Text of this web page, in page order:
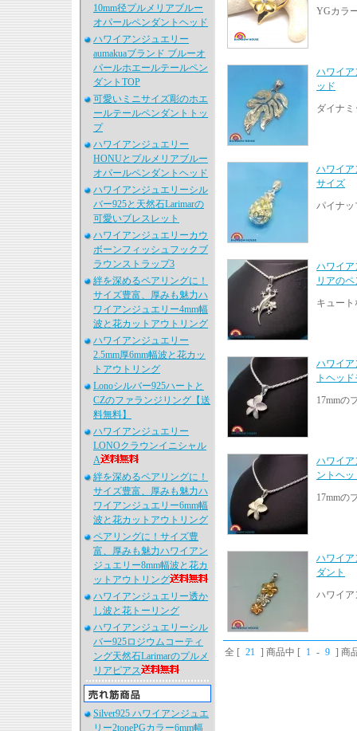
10mm径プルメリアブルー
オパールペンダントヘッド
ハワイアンジュエリー
aumakuaブランド ブルーオ
パールホエールテールペン
ダントTOP
可愛いミニサイズ彫のホエ
ールテールペンダントトッ
プ
ハワイアンジュエリー
HONUとプルメリアブルー
オパールペンダントヘッド
ハワイアンジュエリーシル
バー925と天然石Larimarの
可愛いブレスレット
ハワイアンジュエリーカウ
ボーンフィッシュフックブ
ラウンストラップ3
絆を深めるペアリングに！
サイズ豊富、厚みも魅力ハ
ワイアンジュエリー4mm幅
波と花カットアウトリング
ハワイアンジュエリー
2.5mm厚6mm幅波と花カッ
トアウトリング
Lonoシルバー925ハートと
CZのファランジリング【送
料無料】
ハワイアンジュエリー
LONOクラウンイニシャル
A
絆を深めるペアリングに！
サイズ豊富、厚みも魅力ハ
ワイアンジュエリー6mm幅
波と花カットアウトリング
ペアリングに！サイズ豊
富、厚みも魅力ハワイアン
ジュエリー8mm幅波と花カ
ットアウトリング
ハワイアンジュエリー透か
し波と花トーリング
ハワイアンジュエリーシル
バー925ロジウムコーティ
ング天然石Larimarのプルメ
リアピアス
Silver925 ハワイアンジュエ
リー2tonePGカラー6mm幅
YGカラ
ハワイア
ッド
ダイナ
ハワイア
サイズ
パイナッ
ハワイア
リアの
キュー
ハワイア
トヘッ
17mmの
ハワイア
ントヘッ
17mmの
ハワイア
ダント
ハワイア
全 [ 21 ] 商品中 [ 1 - 9 ] 商